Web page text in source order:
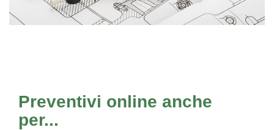
Preventivi online anche
per...